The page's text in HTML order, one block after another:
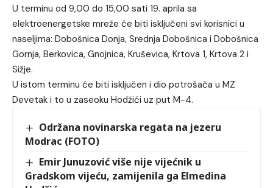
U terminu od 9,00 do 15,00 sati 19. aprila sa
elektroenergetske mreže će biti isključeni svi korisnici u
naseljima: Dobošnica Donja, Srednja Dobošnica i Dobošnica
Gornja, Berkovica, Gnojnica, Kruševica, Krtova 1, Krtova 2 i
Sižje.
U istom terminu će biti isključen i dio potrošača u MZ
Devetak i to u zaseoku Hodžići uz put M-4.
Održana novinarska regata na jezeru
Modrac (FOTO)
Emir Junuzović više nije vijećnik u
Gradskom vijeću, zamijenila ga Elmedina